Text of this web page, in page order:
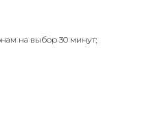
на выбор 30 минут;